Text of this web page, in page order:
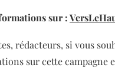
sur :
rédacteurs, si vous
sur cette campagne